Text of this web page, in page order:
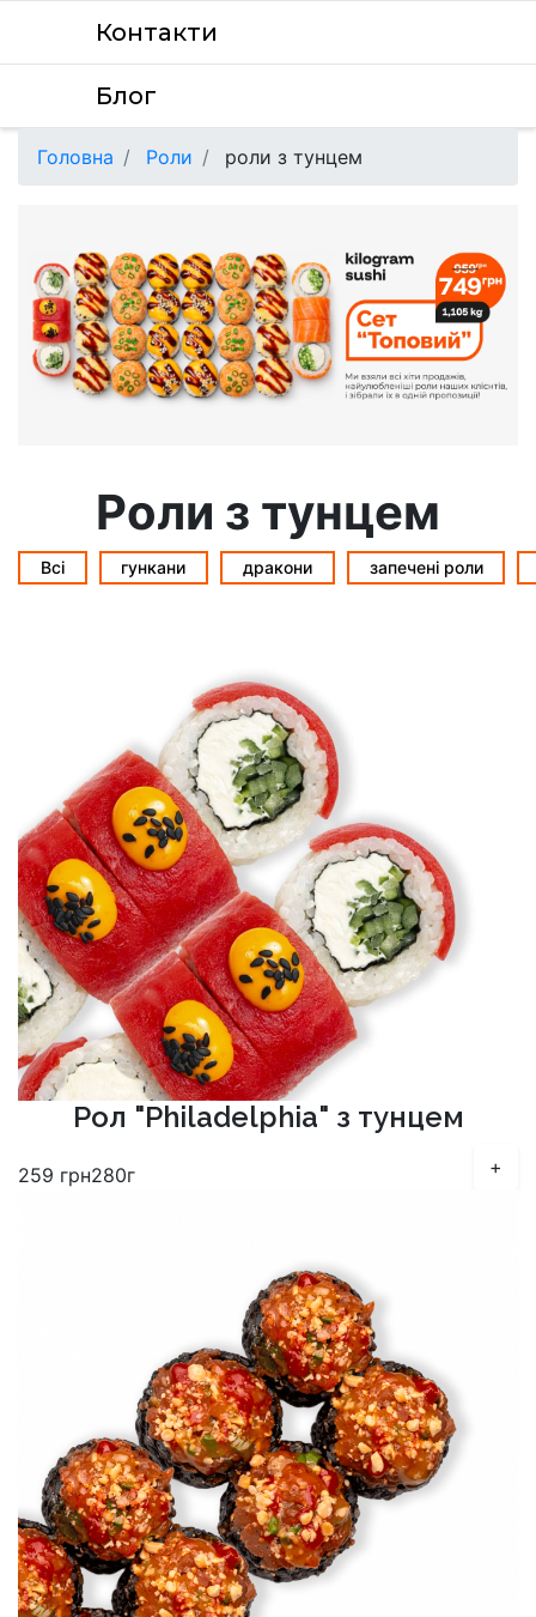
Контакти
Блог
Головна Роли роли з тунцем
Роли з тунцем
Всі гункани дракони запечені роли
Рол "Philadelphia" з тунцем
259 грн280г +